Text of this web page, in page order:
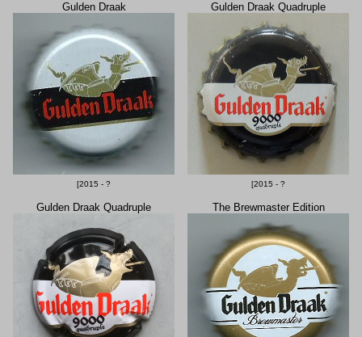
Gulden Draak
[2015 - ?
Gulden Draak Quadruple
[2015 - ?
Gulden Draak Quadruple The Brewmaster Edition